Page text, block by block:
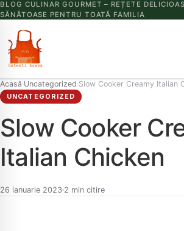
BLOG CULINAR GOURMET – REȚETE
SĂNĂTOASE PENTRU TOATĂ FAMILIA
Acasă›Uncategorized›Slow Cooker Creamy Italian
UNCATEGORIZED
Slow Cooker
Italian Chicken
26 ianuarie 2023 2 min citire